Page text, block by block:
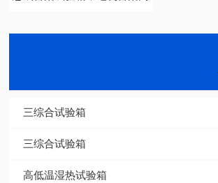
三综合试验箱
三综合试验箱
高低温湿热试验箱